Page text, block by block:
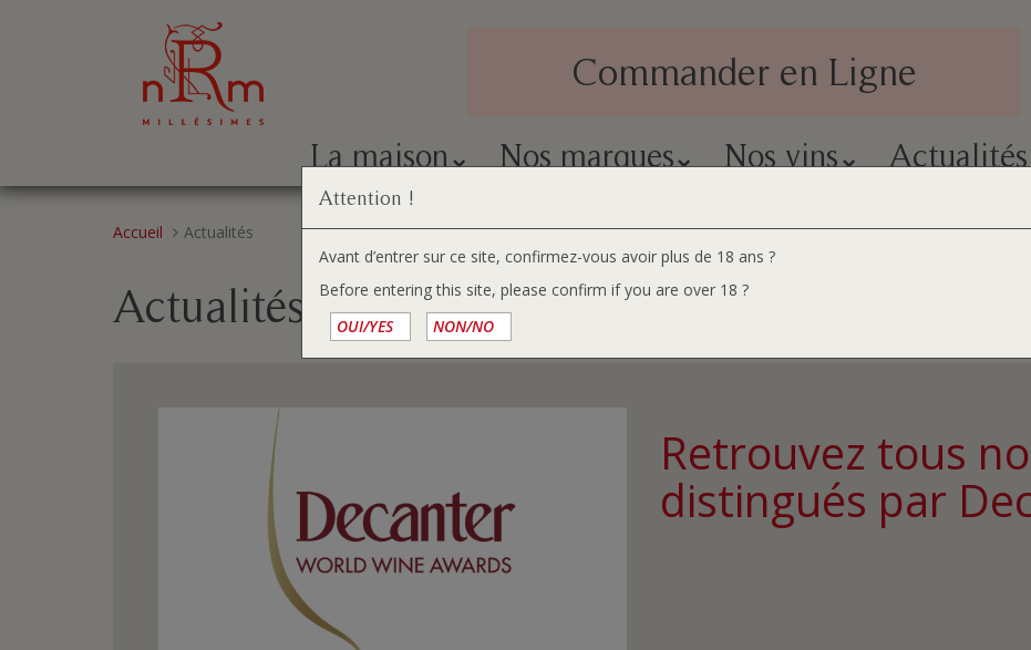
Commander en Ligne
La maison Nos marques Nos vins Actualités
Vous
Accueil Actualités
Actualités
Retrouvez tous
distingués par
Attention !
Avant d’entrer sur ce site, confirmez-vous avoir plus de 18 ans ?
Before entering this site, please confirm if you are over 18 ?
OUI/YES
NON/NO